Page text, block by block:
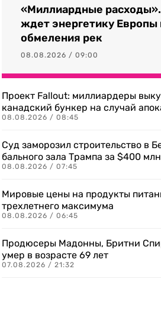
«Миллиардные
ждет энергетику Европы
обмеления рек
08.08.2026 / 09:00
Проект Fallout: миллиардеры
канадский бункер на случай
08.08.2026 / 08:45
Суд заморозил строительство в
бального зала Трампа за $400 млн
08.08.2026 / 07:45
Мировые цены на продукты
трехлетнего максимума
08.08.2026 / 06:45
Продюсеры Мадонны, Бритни
умер в возрасте 69 лет
07.08.2026 / 21:32